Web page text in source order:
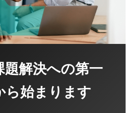
題解決への第一
ら始まります